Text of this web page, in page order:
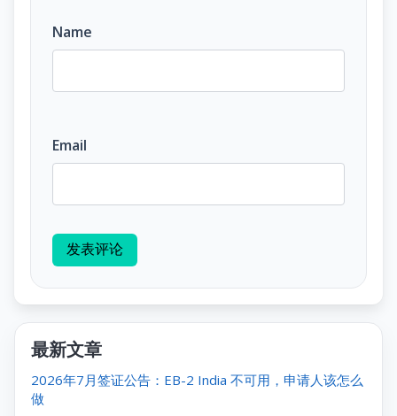
Name
Email
发表评论
最新文章
2026年7月签证公告：EB-2 India 不可用，申请人该怎么
做